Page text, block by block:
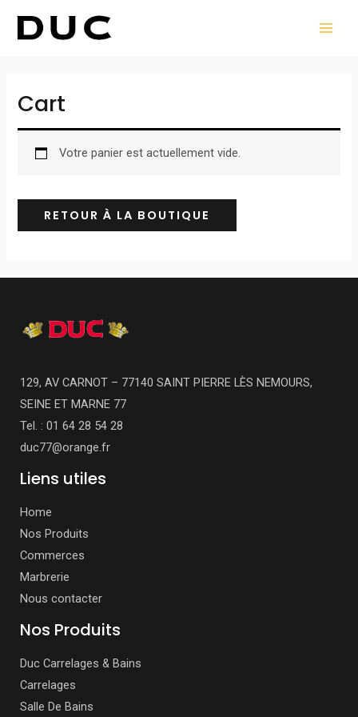
Cart
Votre panier est actuellement vide.
RETOUR À LA BOUTIQUE
129, AV CARNOT – 77140 SAINT PIERRE LÈS NEMOURS,
SEINE ET MARNE 77
Tel. : 01 64 28 54 28
duc77@orange.fr
Liens utiles
Home
Nos Produits
Commerces
Marbrerie
Nous contacter
Nos Produits
Duc Carrelages & Bains
Carrelages
Salle De Bains